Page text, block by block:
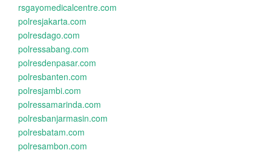
rsgayomedicalcentre.com
polresjakarta.com
polresdago.com
polressabang.com
polresdenpasar.com
polresbanten.com
polresjambi.com
polressamarinda.com
polresbanjarmasin.com
polresbatam.com
polresambon.com